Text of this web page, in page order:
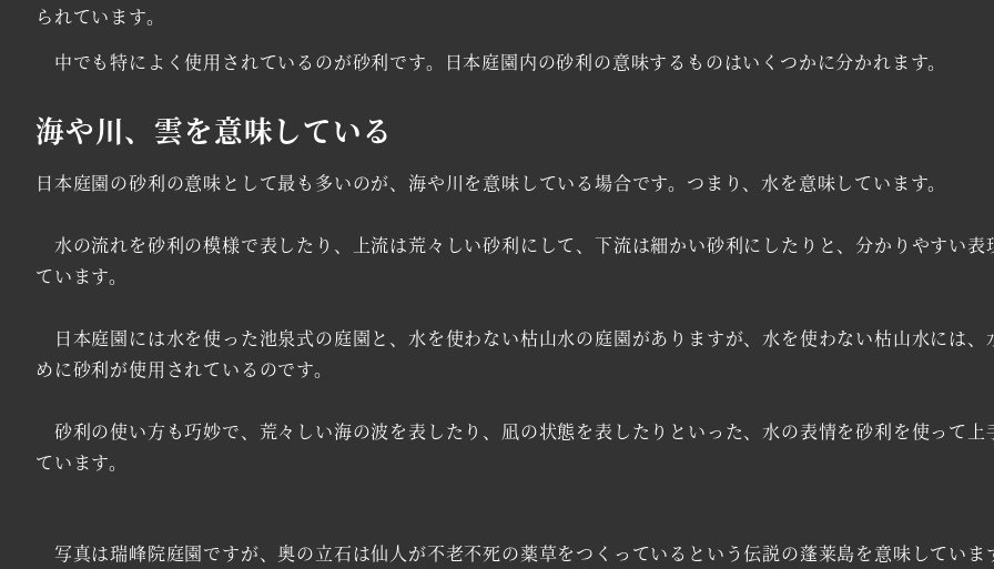
られています。
中でも特によく使用されているのが砂利です。日本庭園内の砂利の意味するものはいくつかに分かれます。
海や川、雲を意味している
日本庭園の砂利の意味として最も多いのが、海や川を意味している場合です。つまり、水を意味しています。
水の流れを砂利の模様で表したり、上流は荒々しい砂利にして、下流は細かい砂利にしたりと、分かりやすい表
ています。
日本庭園には水を使った池泉式の庭園と、水を使わない枯山水の庭園がありますが、水を使わない枯山水には、
めに砂利が使用されているのです。
砂利の使い方も巧妙で、荒々しい海の波を表したり、凪の状態を表したりといった、水の表情を砂利を使って上
ています。
写真は瑞峰院庭園ですが、奥の立石は仙人が不老不死の薬草をつくっているという伝説の蓬莱島を意味していま